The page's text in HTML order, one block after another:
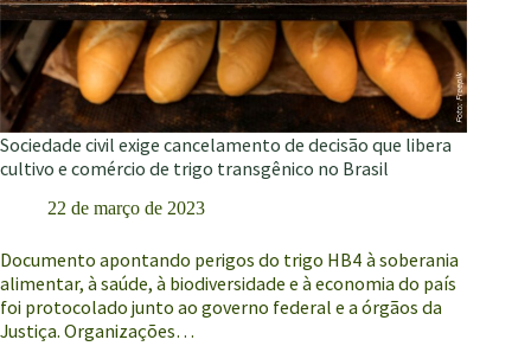
Sociedade civil exige cancelamento de decisão que libera
cultivo e comércio de trigo transgênico no Brasil
22 de março de 2023
Documento apontando perigos do trigo HB4 à soberania
alimentar, à saúde, à biodiversidade e à economia do país
foi protocolado junto ao governo federal e a órgãos da
Justiça. Organizações…